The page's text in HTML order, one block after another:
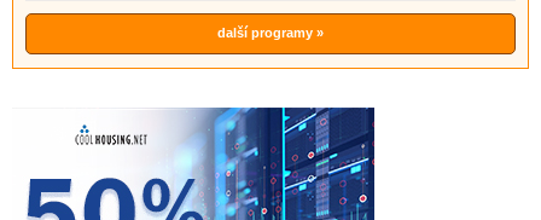
další programy »